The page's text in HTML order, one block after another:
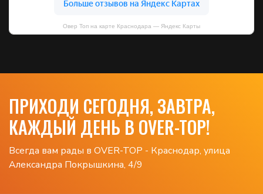
Овер Топ на карте Краснодара — Яндекс Карты
ПРИХОДИ СЕГОДНЯ, ЗАВТРА,
КАЖДЫЙ ДЕНЬ В OVER-TOP!
Всегда вам рады в OVER-TOP - Краснодар, улица
Александра Покрышкина, 4/9